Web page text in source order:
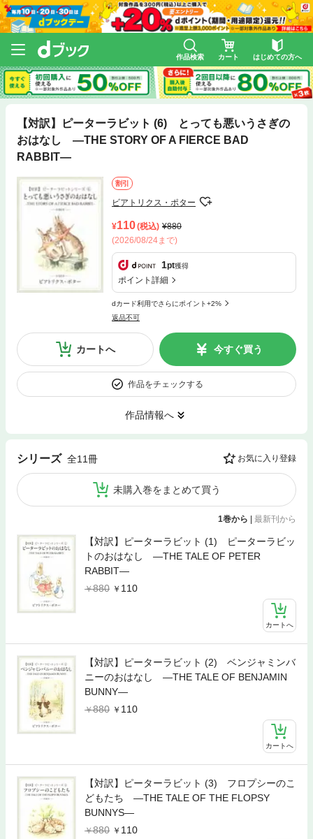
作品検索 カート はじめての方へ
【対訳】ピーターラビット (6) とっても悪いうさぎの
おはなし ―THE STORY OF A FIERCE BAD
RABBIT―
割引
ビアトリクス・ポター
110(税込)
880
(2026/08/24まで)
1pt獲得
ポイント詳細
dカード利用でさらにポイント+2%
返品不可
カートへ 今すぐ買う
作品をチェックする
作品情報へ
シリーズ 全11冊 お気に入り登録
未購入巻をまとめて買う
1巻から 最新刊から
【対訳】ピーターラビット (1) ピーターラビッ
トのおはなし ―THE TALE OF PETER
RABBIT―
880
110
カートへ
【対訳】ピーターラビット (2) ベンジャミンバ
ニーのおはなし ―THE TALE OF BENJAMIN
BUNNY―
880
110
カートへ
【対訳】ピーターラビット (3) フロプシーのこ
どもたち ―THE TALE OF THE FLOPSY
BUNNYS―
880
110